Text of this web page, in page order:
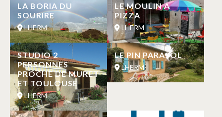
LA BORIA DU
SOURIRE
LHERM
LE MOULIN A
PIZZA
LHERM
STUDIO 2
PERSONNES
PROCHE DE MURET
ET TOULOUSE
LHERM
LE PIN PARASOL
LHERM